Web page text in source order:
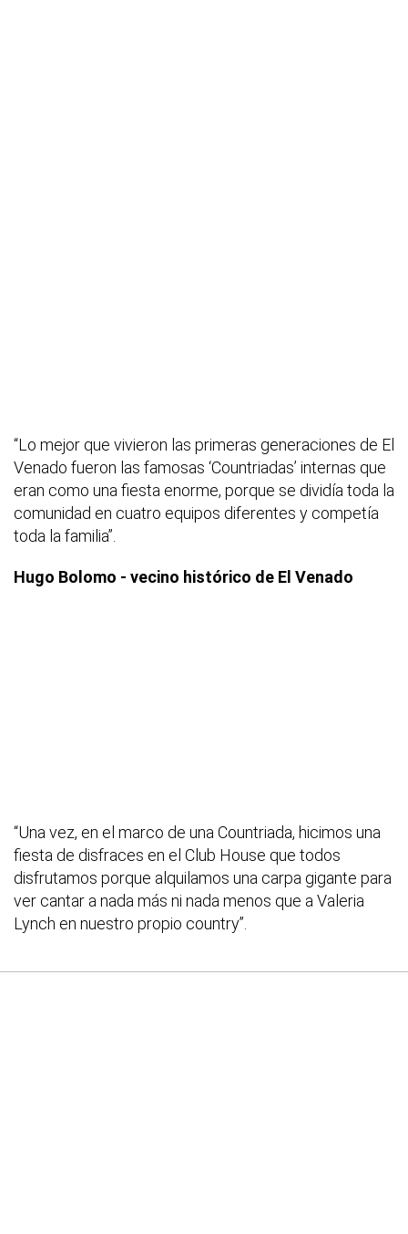
“Lo mejor que vivieron las primeras generaciones de El
Venado fueron las famosas ‘Countriadas’ internas que
eran como una fiesta enorme, porque se dividía toda la
comunidad en cuatro equipos diferentes y competía
toda la familia”.
Hugo Bolomo - vecino histórico de El Venado
“Una vez, en el marco de una Countriada, hicimos una
fiesta de disfraces en el Club House que todos
disfrutamos porque alquilamos una carpa gigante para
ver cantar a nada más ni nada menos que a Valeria
Lynch en nuestro propio country”.